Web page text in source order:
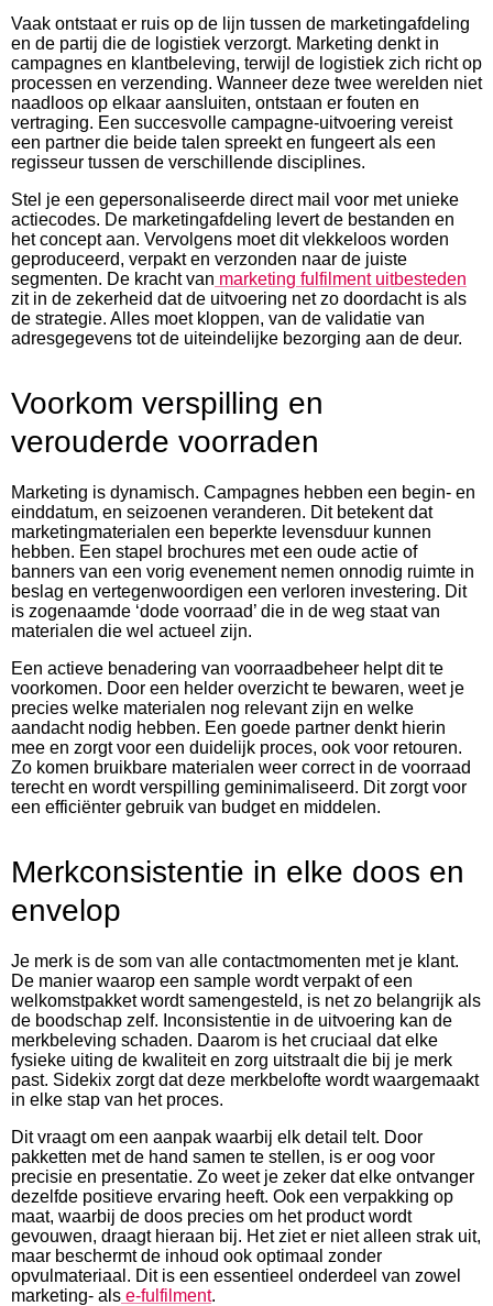
Vaak ontstaat er ruis op de lijn tussen de marketingafdeling
en de partij die de logistiek verzorgt. Marketing denkt in
campagnes en klantbeleving, terwijl de logistiek zich richt op
processen en verzending. Wanneer deze twee werelden niet
naadloos op elkaar aansluiten, ontstaan er fouten en
vertraging. Een succesvolle campagne-uitvoering vereist
een partner die beide talen spreekt en fungeert als een
regisseur tussen de verschillende disciplines.
Stel je een gepersonaliseerde direct mail voor met unieke
actiecodes. De marketingafdeling levert de bestanden en
het concept aan. Vervolgens moet dit vlekkeloos worden
geproduceerd, verpakt en verzonden naar de juiste
segmenten. De kracht van marketing fulfilment uitbesteden
zit in de zekerheid dat de uitvoering net zo doordacht is als
de strategie. Alles moet kloppen, van de validatie van
adresgegevens tot de uiteindelijke bezorging aan de deur.
Voorkom verspilling en
verouderde voorraden
Marketing is dynamisch. Campagnes hebben een begin- en
einddatum, en seizoenen veranderen. Dit betekent dat
marketingmaterialen een beperkte levensduur kunnen
hebben. Een stapel brochures met een oude actie of
banners van een vorig evenement nemen onnodig ruimte in
beslag en vertegenwoordigen een verloren investering. Dit
is zogenaamde ‘dode voorraad’ die in de weg staat van
materialen die wel actueel zijn.
Een actieve benadering van voorraadbeheer helpt dit te
voorkomen. Door een helder overzicht te bewaren, weet je
precies welke materialen nog relevant zijn en welke
aandacht nodig hebben. Een goede partner denkt hierin
mee en zorgt voor een duidelijk proces, ook voor retouren.
Zo komen bruikbare materialen weer correct in de voorraad
terecht en wordt verspilling geminimaliseerd. Dit zorgt voor
een efficiënter gebruik van budget en middelen.
Merkconsistentie in elke doos en
envelop
Je merk is de som van alle contactmomenten met je klant.
De manier waarop een sample wordt verpakt of een
welkomstpakket wordt samengesteld, is net zo belangrijk als
de boodschap zelf. Inconsistentie in de uitvoering kan de
merkbeleving schaden. Daarom is het cruciaal dat elke
fysieke uiting de kwaliteit en zorg uitstraalt die bij je merk
past. Sidekix zorgt dat deze merkbelofte wordt waargemaakt
in elke stap van het proces.
Dit vraagt om een aanpak waarbij elk detail telt. Door
pakketten met de hand samen te stellen, is er oog voor
precisie en presentatie. Zo weet je zeker dat elke ontvanger
dezelfde positieve ervaring heeft. Ook een verpakking op
maat, waarbij de doos precies om het product wordt
gevouwen, draagt hieraan bij. Het ziet er niet alleen strak uit,
maar beschermt de inhoud ook optimaal zonder
opvulmateriaal. Dit is een essentieel onderdeel van zowel
marketing- als e-fulfilment.